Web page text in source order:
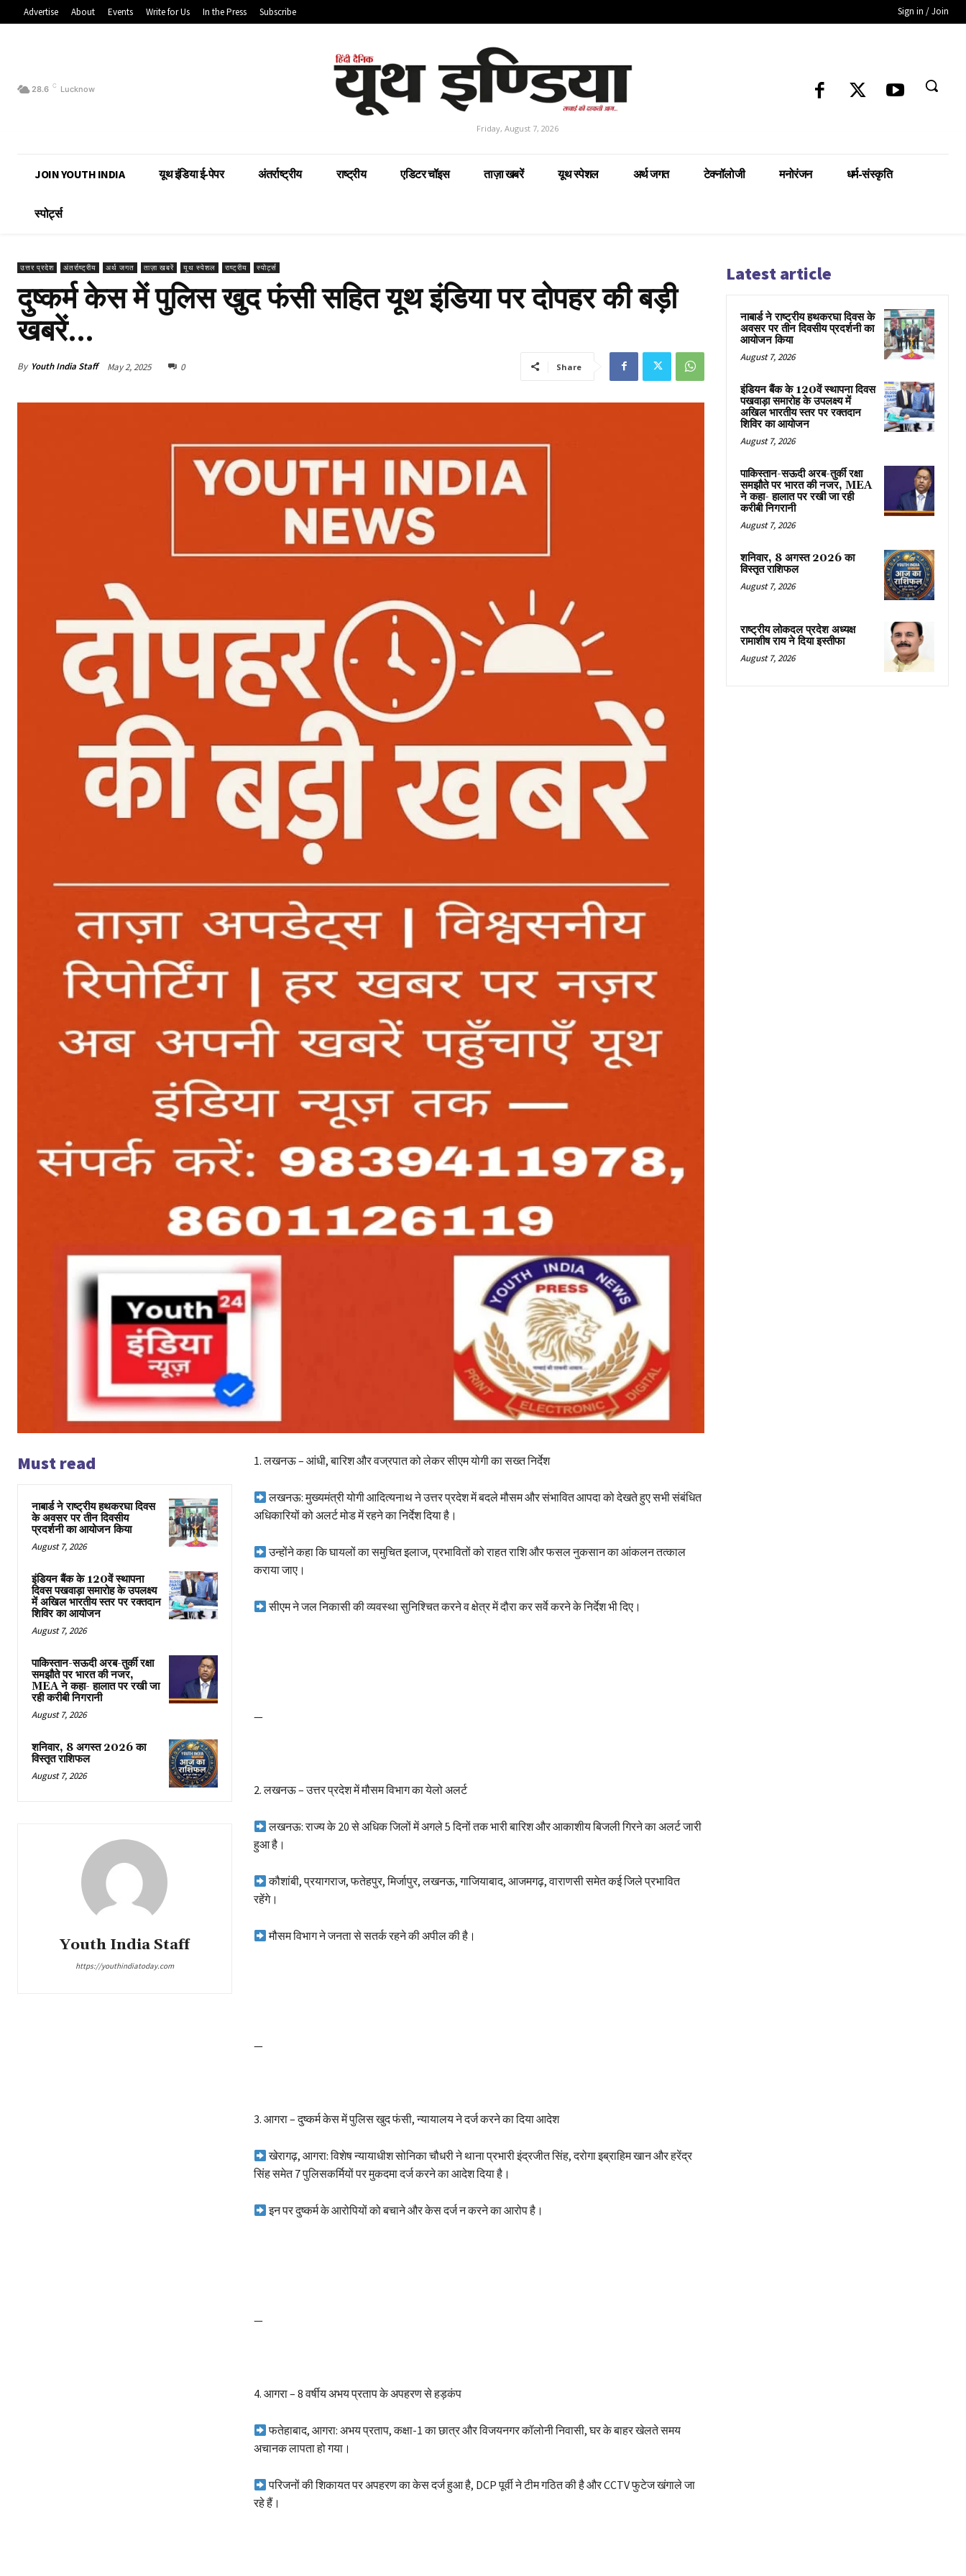
Advertise About Events Write for Us In the Press Subscribe Sign in / Join
28.6 C Lucknow
Friday, August 7, 2026
JOIN YOUTH INDIA यूथ इंडिया ई-पेपर अंतर्राष्ट्रीय राष्ट्रीय एडिटर चॉइस ताज़ा खबरें यूथ स्पेशल अर्थ जगत टेक्नॉलोजी मनोरंजन धर्म-संस्कृति
स्पोर्ट्स
उत्तर प्रदेश अंतर्राष्ट्रीय अर्थ जगत ताज़ा खबरें यूथ स्पेशल राष्ट्रीय स्पोर्ट्स
दुष्कर्म केस में पुलिस खुद फंसी सहित यूथ इंडिया पर दोपहर की बड़ी
खबरें…
By Youth India Staff May 2, 2025 0 Share
Must read
नाबार्ड ने राष्ट्रीय हथकरघा दिवस
के अवसर पर तीन दिवसीय
प्रदर्शनी का आयोजन किया
August 7, 2026
इंडियन बैंक के 120वें स्थापना
दिवस पखवाड़ा समारोह के उपलक्ष्य
में अखिल भारतीय स्तर पर रक्तदान
शिविर का आयोजन
August 7, 2026
पाकिस्तान-सऊदी अरब-तुर्की रक्षा
समझौते पर भारत की नजर,
MEA ने कहा- हालात पर रखी जा
रही करीबी निगरानी
August 7, 2026
शनिवार, 8 अगस्त 2026 का
विस्तृत राशिफल
August 7, 2026
Youth India Staff
https://youthindiatoday.com
1.️ लखनऊ – आंधी, बारिश और वज्रपात को लेकर सीएम योगी का सख्त निर्देश
लखनऊ: मुख्यमंत्री योगी आदित्यनाथ ने उत्तर प्रदेश में बदले मौसम और संभावित आपदा को देखते हुए सभी संबंधित
अधिकारियों को अलर्ट मोड में रहने का निर्देश दिया है।
उन्होंने कहा कि घायलों का समुचित इलाज, प्रभावितों को राहत राशि और फसल नुकसान का आंकलन तत्काल
कराया जाए।
सीएम ने जल निकासी की व्यवस्था सुनिश्चित करने व क्षेत्र में दौरा कर सर्वे करने के निर्देश भी दिए।
—
2.️ लखनऊ – उत्तर प्रदेश में मौसम विभाग का येलो अलर्ट
लखनऊ: राज्य के 20 से अधिक जिलों में अगले 5 दिनों तक भारी बारिश और आकाशीय बिजली गिरने का अलर्ट जारी
हुआ है।
कौशांबी, प्रयागराज, फतेहपुर, मिर्जापुर, लखनऊ, गाजियाबाद, आजमगढ़, वाराणसी समेत कई जिले प्रभावित
रहेंगे।
मौसम विभाग ने जनता से सतर्क रहने की अपील की है।
—
3.️ आगरा – दुष्कर्म केस में पुलिस खुद फंसी, न्यायालय ने दर्ज करने का दिया आदेश
खेरागढ़, आगरा: विशेष न्यायाधीश सोनिका चौधरी ने थाना प्रभारी इंद्रजीत सिंह, दरोगा इब्राहिम खान और हरेंद्र
सिंह समेत 7 पुलिसकर्मियों पर मुकदमा दर्ज करने का आदेश दिया है।
इन पर दुष्कर्म के आरोपियों को बचाने और केस दर्ज न करने का आरोप है।
—
4.️ आगरा – 8 वर्षीय अभय प्रताप के अपहरण से हड़कंप
फतेहाबाद, आगरा: अभय प्रताप, कक्षा-1 का छात्र और विजयनगर कॉलोनी निवासी, घर के बाहर खेलते समय
अचानक लापता हो गया।
परिजनों की शिकायत पर अपहरण का केस दर्ज हुआ है, DCP पूर्वी ने टीम गठित की है और CCTV फुटेज खंगाले जा
रहे हैं।
Latest article
नाबार्ड ने राष्ट्रीय हथकरघा दिवस के
अवसर पर तीन दिवसीय प्रदर्शनी का
आयोजन किया
August 7, 2026
इंडियन बैंक के 120वें स्थापना दिवस
पखवाड़ा समारोह के उपलक्ष्य में
अखिल भारतीय स्तर पर रक्तदान
शिविर का आयोजन
August 7, 2026
पाकिस्तान-सऊदी अरब-तुर्की रक्षा
समझौते पर भारत की नजर, MEA
ने कहा- हालात पर रखी जा रही
करीबी निगरानी
August 7, 2026
शनिवार, 8 अगस्त 2026 का
विस्तृत राशिफल
August 7, 2026
राष्ट्रीय लोकदल प्रदेश अध्यक्ष
रामाशीष राय ने दिया इस्तीफा
August 7, 2026